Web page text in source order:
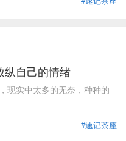
纵自己的情绪
现实中太多的无奈，种种的
#速记茶座